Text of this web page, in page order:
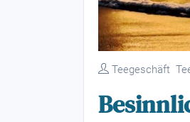
Teegeschäft